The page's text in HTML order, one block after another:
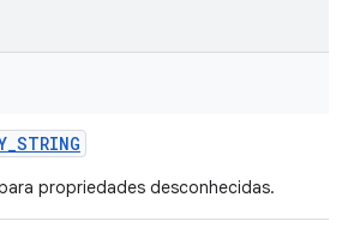
_STRING
propriedades desconhecidas.